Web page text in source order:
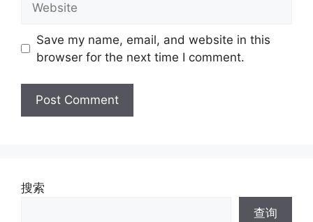
Save my name, email, and website in this
browser for the next time I comment.
搜索
查询